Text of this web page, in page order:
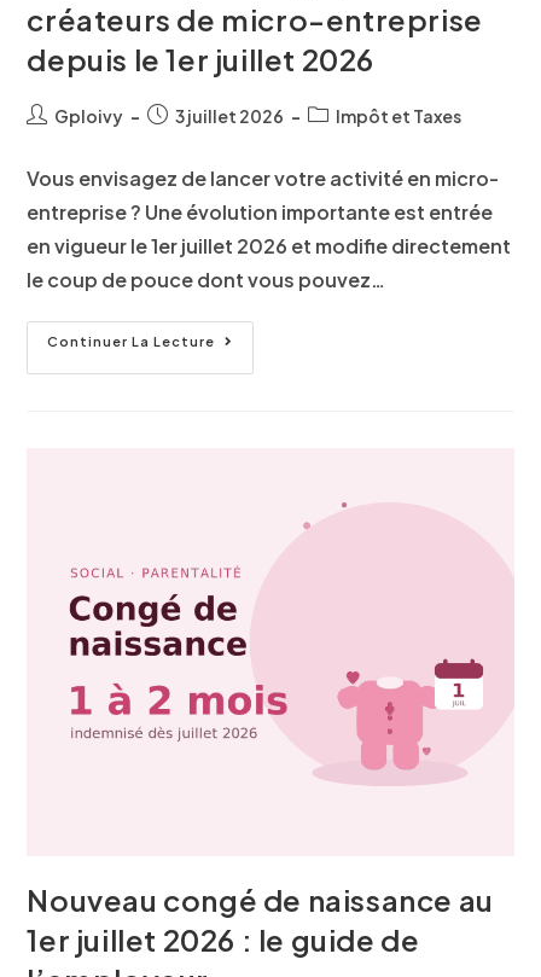
créateurs de micro-entreprise
depuis le 1er juillet 2026
Gploivy 3 juillet 2026 Impôt et Taxes
Vous envisagez de lancer votre activité en micro-
entreprise ? Une évolution importante est entrée
en vigueur le 1er juillet 2026 et modifie directement
le coup de pouce dont vous pouvez…
Continuer La Lecture
Nouveau congé de naissance au
1er juillet 2026 : le guide de